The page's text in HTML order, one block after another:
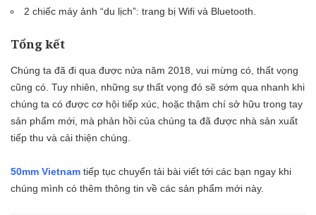
2 chiếc máy ảnh “du lịch”: trang bị Wifi và Bluetooth.
Tổng kết
Chúng ta đã đi qua được nửa năm 2018, vui mừng có, thất vọng
cũng có. Tuy nhiên, những sự thất vọng đó sẽ sớm qua nhanh khi
chúng ta có được cơ hội tiếp xúc, hoặc thậm chí sở hữu trong tay
sản phẩm mới, mà phản hồi của chúng ta đã được nhà sản xuất
tiếp thu và cải thiện chúng.
50mm Vietnam tiếp tục chuyển tải bài viết tới các bạn ngay khi
chúng mình có thêm thông tin về các sản phẩm mới này.